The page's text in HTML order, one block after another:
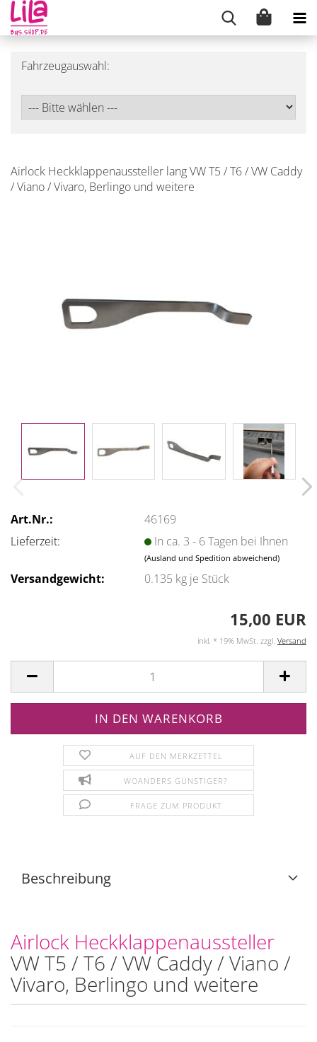
Fahrzeugauswahl:
Airlock Heckklappenaussteller lang VW T5 / T6 / VW Caddy
/ Viano / Vivaro, Berlingo und weitere
Art.Nr.:
46169
Lieferzeit:
In ca. 3 - 6 Tagen bei Ihnen
(Ausland und Spedition abweichend)
Versandgewicht: 0.135 kg je Stück
15,00 EUR
inkl. * 19% MwSt. zzgl. Versand
AUF DEN MERKZETTEL
WOANDERS GÜNSTIGER?
FRAGE ZUM PRODUKT
Beschreibung
Airlock Heckklappenaussteller
VW T5 / T6 / VW Caddy / Viano /
Vivaro, Berlingo und weitere